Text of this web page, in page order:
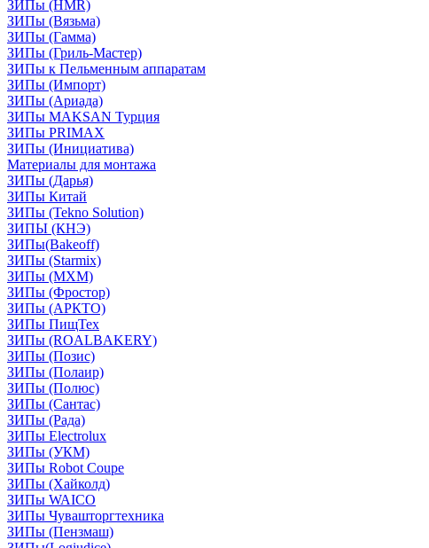
ЗИПы (HMR)
ЗИПы (Вязьма)
ЗИПы (Гамма)
ЗИПы (Гриль-Мастер)
ЗИПы к Пельменным аппаратам
ЗИПы (Импорт)
ЗИПы (Ариада)
ЗИПы MAKSAN Турция
ЗИПы PRIMAX
ЗИПы (Инициатива)
Материалы для монтажа
ЗИПы (Дарья)
ЗИПы Китай
ЗИПы (Tekno Solution)
ЗИПЫ (КНЭ)
ЗИПы(Bakeoff)
ЗИПы (Starmix)
ЗИПы (МХМ)
ЗИПы (Фростор)
ЗИПы (АРКТО)
ЗИПы ПищТех
ЗИПы (ROALBAKERY)
ЗИПы (Позис)
ЗИПы (Полаир)
ЗИПы (Полюс)
ЗИПы (Сантас)
ЗИПы (Рада)
ЗИПы Electrolux
ЗИПы (УКМ)
ЗИПы Robot Coupe
ЗИПы (Хайколд)
ЗИПы WAICO
ЗИПы Чувашторгтехника
ЗИПы (Пензмаш)